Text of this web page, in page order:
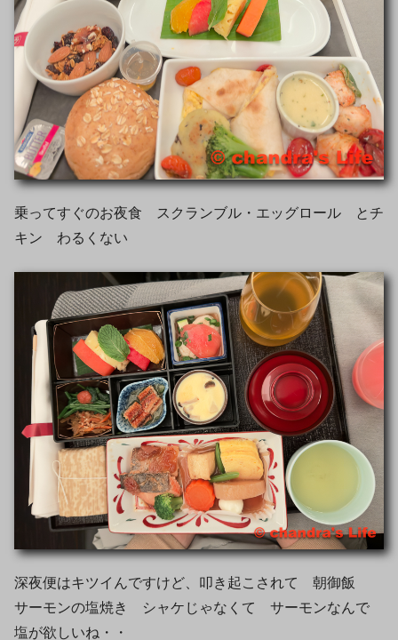
乗ってすぐのお夜食 スクランブル・エッグロール とチ
キン わるくない
深夜便はキツイんですけど、叩き起こされて 朝御飯
サーモンの塩焼き シャケじゃなくて サーモンなんで
塩が欲しいね・・